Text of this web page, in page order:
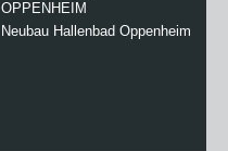
OPPENHEIM
Neubau Hallenbad Oppenheim